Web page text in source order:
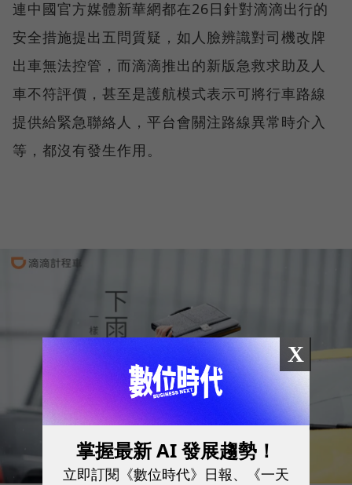
連中國官方媒體新華網都在26日針對滴滴出行的
安全措施提出五問質疑，如人臉辨識對司機改牌
出車無法控管，而滴滴推出的新版急救求助及人
車不符評價，甚至是護航模式表示可將行車路線
提供給緊急聯絡人，平台會關注路線異常時介入
等，都沒有發生作用。
X
掌握最新 AI 發展趨勢！
立即訂閱《數位時代》日報、《一天